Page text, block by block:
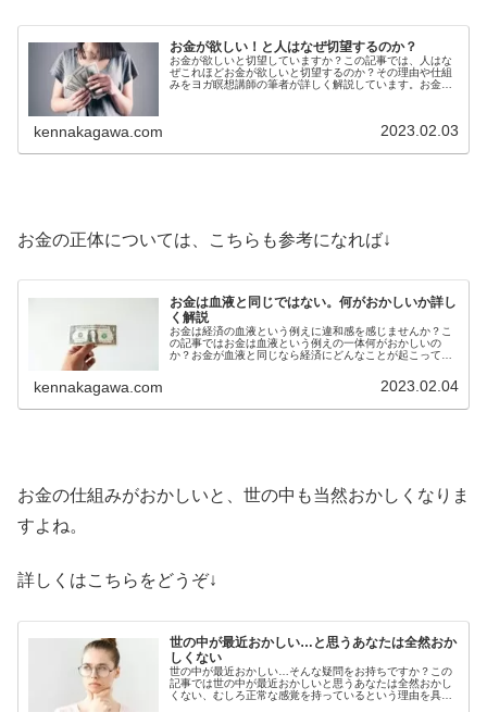
お金が欲しい！と人はなぜ切望するのか？
お金が欲しいと切望していますか？この記事では、人はな
ぜこれほどお金が欲しいと切望するのか？その理由や仕組
みをヨガ瞑想講師の筆者が詳しく解説しています。お金が
kennakagawa.com 2023.02.03
お金の正体については、こちらも参考になれば↓
お金は血液と同じではない。何がおかしいか詳し
く解説
お金は経済の血液という例えに違和感を感じませんか？こ
の記事ではお金は血液という例えの一体何がおかしいの
か？お金が血液と同じなら経済にどんなことが起こってし
kennakagawa.com 2023.02.04
お金の仕組みがおかしいと、世の中も当然おかしくなりま
すよね。
詳しくはこちらをどうぞ↓
世の中が最近おかしい…と思うあなたは全然おか
しくない
世の中が最近おかしい…そんな疑問をお持ちですか？この
記事では世の中が最近おかしいと思うあなたは全然おかし
くない、むしろ正常な感覚を持っているという理由を具体